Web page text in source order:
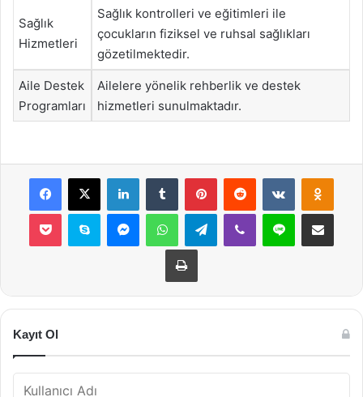
Sağlık
Hizmetleri
Sağlık kontrolleri ve eğitimleri ile
çocukların fiziksel ve ruhsal sağlıkları
gözetilmektedir.
Aile Destek
Programları
Ailelere yönelik rehberlik ve destek
hizmetleri sunulmaktadır.
Facebook
X LinkedInTumblr PinterestReddit VKontakte
Pocket Skype MessengerWhatsAppTelegramViber Line E-Posta ile
Yazdır
Kayıt Ol